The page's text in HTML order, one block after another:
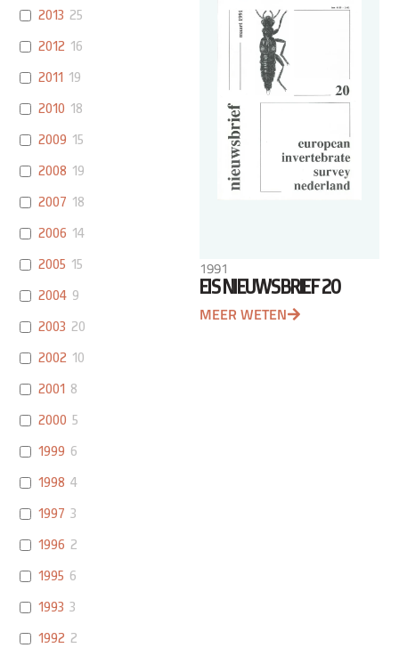
2013 25
2012 16
2011 19
2010 18
2009 15
2008 19
2007 18
2006 14
2005 15
2004 9
2003 20
2002 10
2001 8
2000 5
1999 6
1998 4
1997 3
1996 2
1995 6
1993 3
1992 2
1991
EIS NIEUWSBRIEF 20
MEER WETEN